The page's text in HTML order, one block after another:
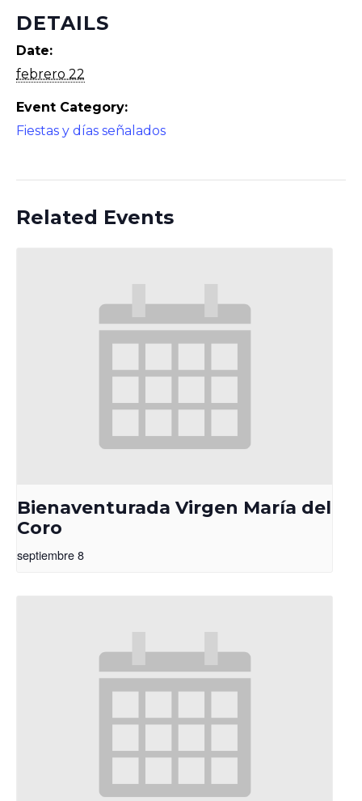
DETAILS
Date:
febrero 22
Event Category:
Fiestas y días señalados
Related Events
Bienaventurada Virgen María del
Coro
septiembre 8